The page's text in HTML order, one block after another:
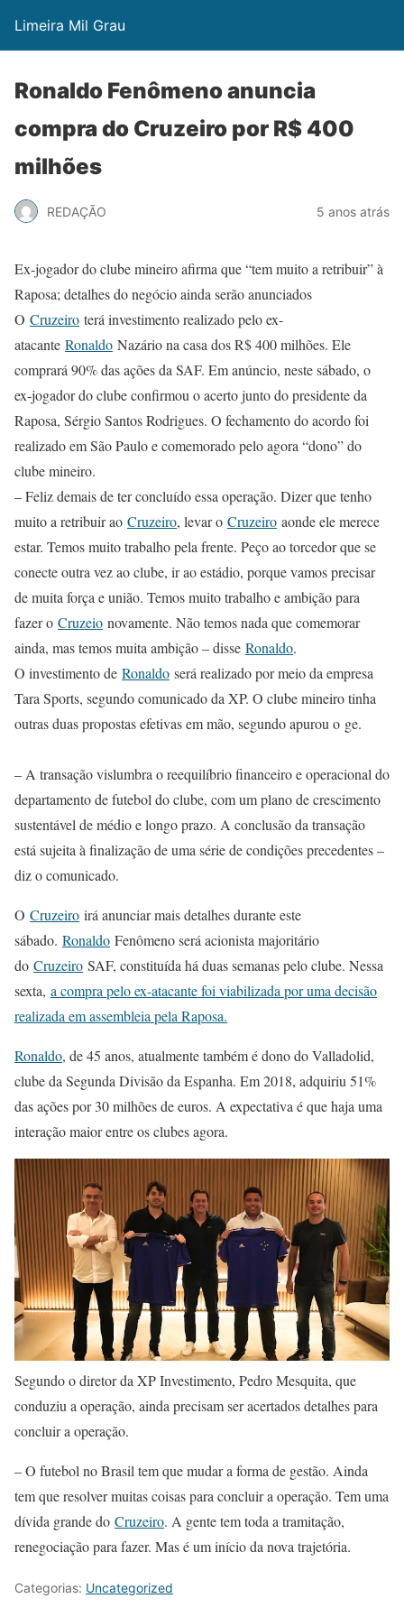
Limeira Mil Grau
Ronaldo Fenômeno anuncia
compra do Cruzeiro por R$ 400
milhões
REDAÇÃO 5 anos atrás
Ex-jogador do clube mineiro afirma que “tem muito a retribuir” à
Raposa; detalhes do negócio ainda serão anunciados
O Cruzeiro terá investimento realizado pelo ex-
atacante Ronaldo Nazário na casa dos R$ 400 milhões. Ele
comprará 90% das ações da SAF. Em anúncio, neste sábado, o
ex-jogador do clube confirmou o acerto junto do presidente da
Raposa, Sérgio Santos Rodrigues. O fechamento do acordo foi
realizado em São Paulo e comemorado pelo agora “dono” do
clube mineiro.
– Feliz demais de ter concluído essa operação. Dizer que tenho
muito a retribuir ao Cruzeiro, levar o Cruzeiro aonde ele merece
estar. Temos muito trabalho pela frente. Peço ao torcedor que se
conecte outra vez ao clube, ir ao estádio, porque vamos precisar
de muita força e união. Temos muito trabalho e ambição para
fazer o Cruzeio novamente. Não temos nada que comemorar
ainda, mas temos muita ambição – disse Ronaldo.
O investimento de Ronaldo será realizado por meio da empresa
Tara Sports, segundo comunicado da XP. O clube mineiro tinha
outras duas propostas efetivas em mão, segundo apurou o ge.
– A transação vislumbra o reequilíbrio financeiro e operacional do
departamento de futebol do clube, com um plano de crescimento
sustentável de médio e longo prazo. A conclusão da transação
está sujeita à finalização de uma série de condições precedentes –
diz o comunicado.
O Cruzeiro irá anunciar mais detalhes durante este
sábado. Ronaldo Fenômeno será acionista majoritário
do Cruzeiro SAF, constituída há duas semanas pelo clube. Nessa
sexta, a compra pelo ex-atacante foi viabilizada por uma decisão
realizada em assembleia pela Raposa.
Ronaldo, de 45 anos, atualmente também é dono do Valladolid,
clube da Segunda Divisão da Espanha. Em 2018, adquiriu 51%
das ações por 30 milhões de euros. A expectativa é que haja uma
interação maior entre os clubes agora.
Segundo o diretor da XP Investimento, Pedro Mesquita, que
conduziu a operação, ainda precisam ser acertados detalhes para
concluir a operação.
– O futebol no Brasil tem que mudar a forma de gestão. Ainda
tem que resolver muitas coisas para concluir a operação. Tem uma
dívida grande do Cruzeiro. A gente tem toda a tramitação,
renegociação para fazer. Mas é um início da nova trajetória.
Categorias: Uncategorized